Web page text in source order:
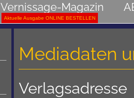
Aktuelle Ausgabe ONLINE BESTELLEN
Vernissage-Magazin
Mediadaten
Verlagsadresse